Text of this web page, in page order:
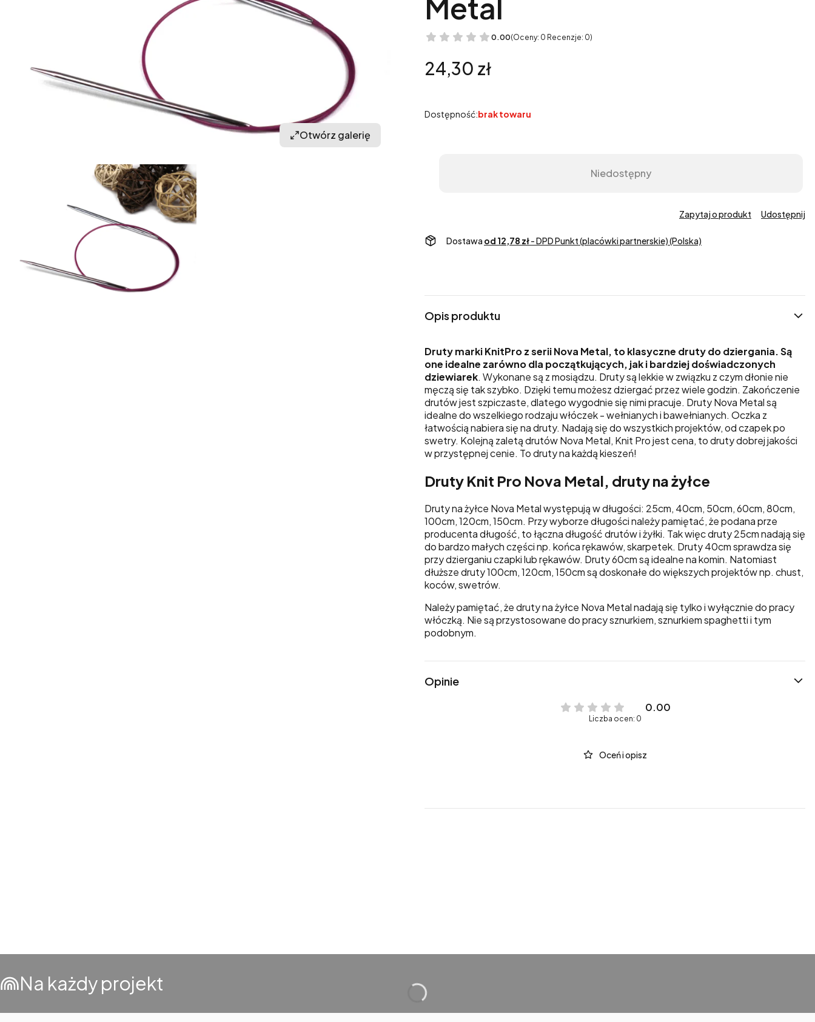
Otwórz galerię
Metal
0.00(Oceny: 0 Recenzje: 0)
Cena
24,30 zł
Dostępność:brak towaru
Niedostępny
Zapytaj o produkt Udostępnij
Dostawa od 12,78 zł- DPD Punkt (placówki partnerskie) (Polska)
Opis produktu
Druty marki KnitPro z serii Nova Metal, to klasyczne druty do dziergania. Są
one idealne zarówno dla początkujących, jak i bardziej doświadczonych
dziewiarek. Wykonane są z mosiądzu. Druty są lekkie w związku z czym dłonie nie
męczą się tak szybko. Dzięki temu możesz dziergać przez wiele godzin. Zakończenie
drutów jest szpiczaste, dlatego wygodnie się nimi pracuje. Druty Nova Metal są
idealne do wszelkiego rodzaju włóczek - wełnianych i bawełnianych. Oczka z
łatwością nabiera się na druty. Nadają się do wszystkich projektów, od czapek po
swetry. Kolejną zaletą drutów Nova Metal, Knit Pro jest cena, to druty dobrej jakości
w przystępnej cenie. To druty na każdą kieszeń!
Druty Knit Pro Nova Metal, druty na żyłce
Druty na żyłce Nova Metal występują w długości: 25cm, 40cm, 50cm, 60cm, 80cm,
100cm, 120cm, 150cm. Przy wyborze długości należy pamiętać, że podana prze
producenta długość, to łączna długość drutów i żyłki. Tak więc druty 25cm nadają się
do bardzo małych części np. końca rękawów, skarpetek. Druty 40cm sprawdza się
przy dzierganiu czapki lub rękawów. Druty 60cm są idealne na komin. Natomiast
dłuższe druty 100cm, 120cm, 150cm są doskonałe do większych projektów np. chust,
koców, swetrów.
Należy pamiętać, że druty na żyłce Nova Metal nadają się tylko i wyłącznie do pracy
włóczką. Nie są przystosowane do pracy sznurkiem, sznurkiem spaghetti i tym
podobnym.
Opinie
0.00
Liczba ocen: 0
Oceń i opisz
Na każdy projekt